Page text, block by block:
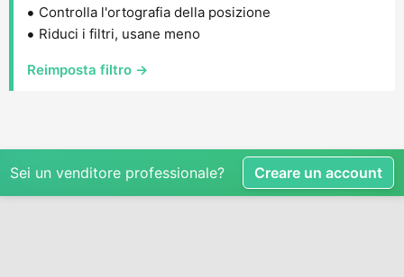
Controlla l'ortografia della posizione
Riduci i filtri, usane meno
Reimposta filtro →
Sei un venditore professionale? Creare un account